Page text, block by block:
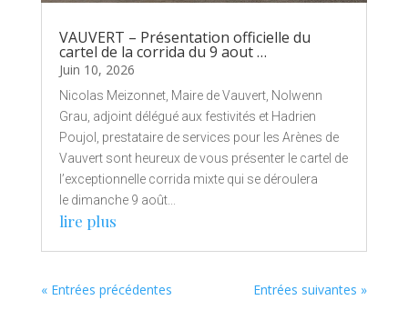
VAUVERT – Présentation officielle du
cartel de la corrida du 9 aout …
Juin 10, 2026
Nicolas Meizonnet, Maire de Vauvert, Nolwenn
Grau, adjoint délégué aux festivités et Hadrien
Poujol, prestataire de services pour les Arènes de
Vauvert sont heureux de vous présenter le cartel de
l’exceptionnelle corrida mixte qui se déroulera
le dimanche 9 août...
lire plus
« Entrées précédentes Entrées suivantes »